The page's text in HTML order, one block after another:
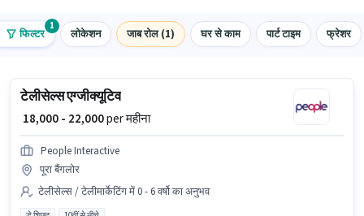
फिल्टर
1
लोकेशन जाब रोल (1) घर से काम पार्ट टाइम फ्रेशर
टेलीसेल्स एग्जीक्यूटिव
₹ 18,000 - 22,000per महीना
People Interactive
पूरा बैंगलोर
टेलीसेल्स / टेलीमार्केटिंग में 0 - 6 वर्षो का अनुभव